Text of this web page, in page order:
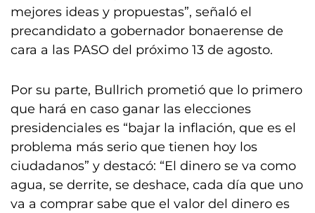
mejores ideas y propuestas”, señaló el
precandidato a gobernador bonaerense de
cara a las PASO del próximo 13 de agosto.
Por su parte, Bullrich prometió que lo primero
que hará en caso ganar las elecciones
presidenciales es “bajar la inflación, que es el
problema más serio que tienen hoy los
ciudadanos” y destacó: “El dinero se va como
agua, se derrite, se deshace, cada día que uno
va a comprar sabe que el valor del dinero es